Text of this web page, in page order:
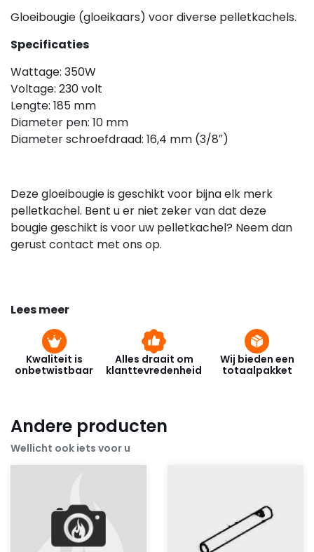
Gloeibougie (gloeikaars) voor diverse pelletkachels.
Specificaties
Wattage: 350W
Voltage: 230 volt
Lengte: 185 mm
Diameter pen: 10 mm
Diameter schroefdraad: 16,4 mm (3/8″)
Deze gloeibougie is geschikt voor bijna elk merk
pelletkachel. Bent u er niet zeker van dat deze
bougie geschikt is voor uw pelletkachel? Neem dan
gerust contact met ons op.
Lees meer
Kwaliteit is
onbetwistbaar
Alles draait om
klanttevredenheid
Wij bieden een
totaalpakket
Andere producten
Wellicht ook iets voor u